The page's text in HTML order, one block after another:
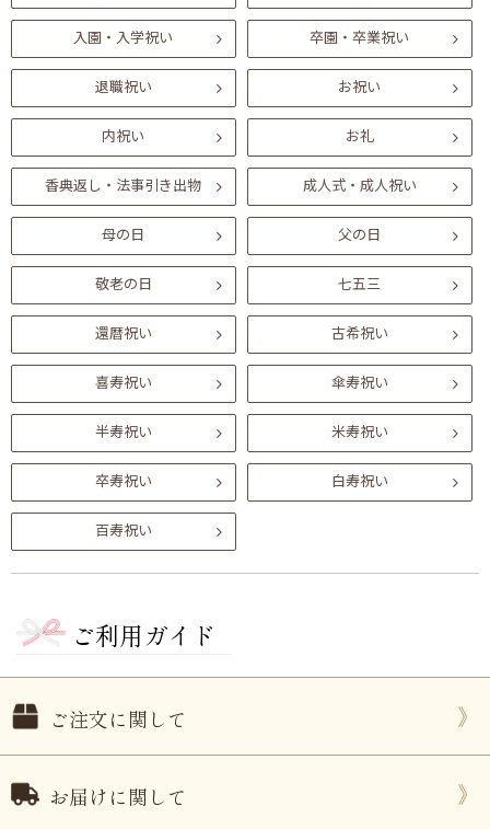
入園・入学祝い 卒園・卒業祝い
退職祝い お祝い
内祝い お礼
香典返し・法事引き出物 成人式・成人祝い
母の日 父の日
敬老の日 七五三
還暦祝い 古希祝い
喜寿祝い 傘寿祝い
半寿祝い 米寿祝い
卒寿祝い 白寿祝い
百寿祝い
ご利用ガイド
ご注文に関して
お届けに関して